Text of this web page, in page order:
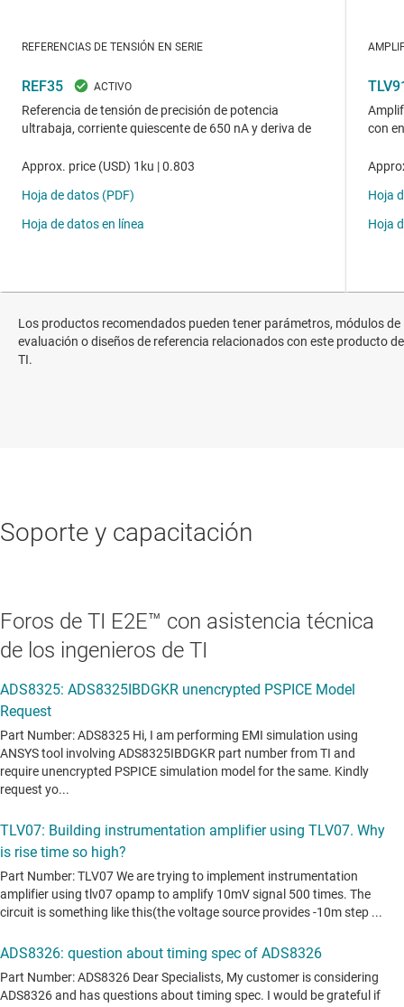
Los productos recomendados pueden tener parámetros, módulos de
evaluación o diseños de referencia relacionados con este producto de
TI.
Soporte y capacitación
Foros de TI E2E™ con asistencia técnica
de los ingenieros de TI